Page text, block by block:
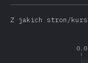
Z jakich stron/
0.0